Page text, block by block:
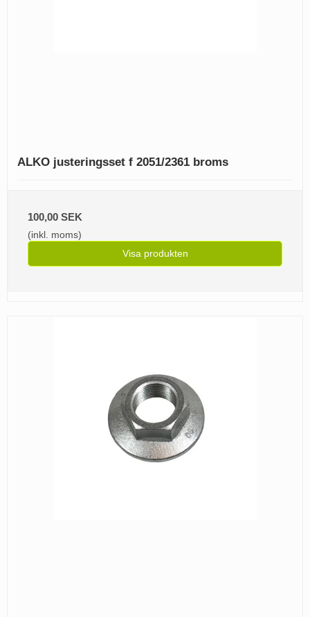
ALKO justeringsset f 2051/2361 broms
100,00 SEK
(inkl. moms)
Visa produkten